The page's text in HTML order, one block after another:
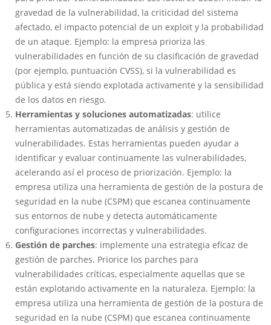
gravedad de la vulnerabilidad, la criticidad del sistema
afectado, el impacto potencial de un exploit y la probabilidad
de un ataque. Ejemplo: la empresa prioriza las
vulnerabilidades en función de su clasificación de gravedad
(por ejemplo, puntuación CVSS), si la vulnerabilidad es
pública y está siendo explotada activamente y la sensibilidad
de los datos en riesgo.
Herramientas y soluciones automatizadas: utilice
herramientas automatizadas de análisis y gestión de
vulnerabilidades. Estas herramientas pueden ayudar a
identificar y evaluar continuamente las vulnerabilidades,
acelerando así el proceso de priorización. Ejemplo: la
empresa utiliza una herramienta de gestión de la postura de
seguridad en la nube (CSPM) que escanea continuamente
sus entornos de nube y detecta automáticamente
configuraciones incorrectas y vulnerabilidades.
Gestión de parches: implemente una estrategia eficaz de
gestión de parches. Priorice los parches para
vulnerabilidades críticas, especialmente aquellas que se
están explotando activamente en la naturaleza. Ejemplo: la
empresa utiliza una herramienta de gestión de la postura de
seguridad en la nube (CSPM) que escanea continuamente